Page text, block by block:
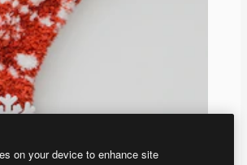
on your device to enhance site